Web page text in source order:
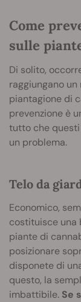
Come
sulle
Di solito,
raggiungano
piantagione di
prevenzione è
tutto che
un problema.
Telo da
Economico,
costituisce una
piante di
posizionare
disponete di
questo, la
imbattibile. Se